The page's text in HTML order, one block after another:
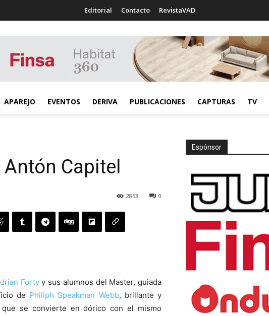
Editorial Contacto RevistaVAD
APAREJO EVENTOS DERIVA PUBLICACIONES CAPTURAS TV
Capitel
0
2853
Fortyy sus alumnos del Master, guiada
de Philiph Speakman Webb, brillante y
se convierte en dórico con el mismo
Espónsor